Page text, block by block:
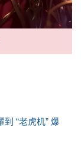
“老虎机” 爆